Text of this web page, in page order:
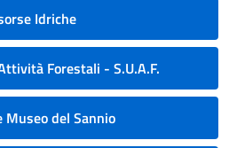
Idriche
Forestali - S.U.A.F.
Museo del Sannio